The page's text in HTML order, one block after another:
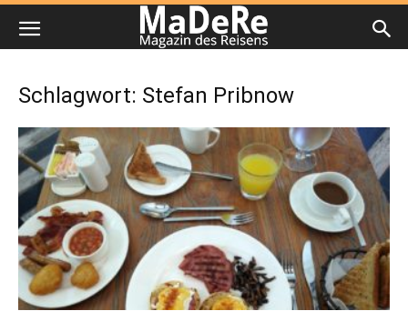
Schlagwort: Stefan Pribnow